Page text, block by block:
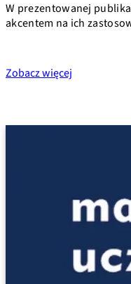
W prezentowanej
akcentem na ich
Zobacz więcej